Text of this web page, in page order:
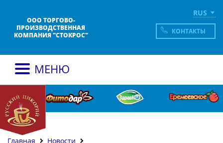
ООО ТОРГОВО-
ПРОИЗВОДСТВЕННАЯ
КОМПАНИЯ "СТОКРОС"
RUS
КОНТАКТЫ
МЕНЮ
Главная
Новости